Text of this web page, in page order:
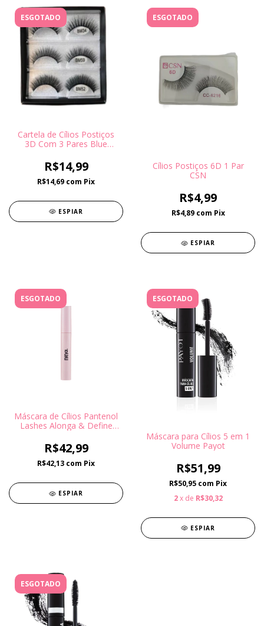
ESGOTADO
Cartela de Cílios Postiços
3D Com 3 Pares Blue
R$14,99
R$14,69 com Pix
ESPIAR
ESGOTADO
Cílios Postiços 6D 1 Par
CSN
R$4,99
R$4,89 com Pix
ESPIAR
ESGOTADO
Máscara de Cílios Pantenol
Lashes Alonga & Define
R$42,99
R$42,13 com Pix
ESPIAR
ESGOTADO
Máscara para Cílios 5 em 1
Volume Payot
R$51,99
R$50,95 com Pix
2 x de R$30,32
ESPIAR
ESGOTADO